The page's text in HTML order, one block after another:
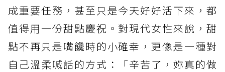
成重要任務，甚至只是今天好好活下來，都
值得用一份甜點慶祝。對現代女性來說，甜
點不再只是嘴饞時的小確幸，更像是一種對
自己溫柔喊話的方式：「辛苦了，妳真的做